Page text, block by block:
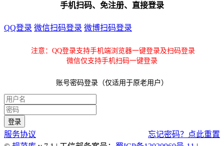
手机扫码、免注册、直接登录
QQ登录 微信扫码登录 微博扫码登录
注意：QQ登录支持手机端浏览器一键登录及扫码登录
微信仅支持手机扫码一键登录
账号密码登录（仅适用于原老用户）
服务协议
忘记密码？点此重置